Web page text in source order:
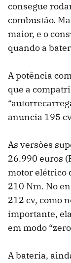
consegue
combustão.
maior, e o
quando a
A potência
que a
anuncia 195
As versões
26.990 euros
motor elétrico
210 Nm. No
212 cv, como
importante,
em modo
A bateria,